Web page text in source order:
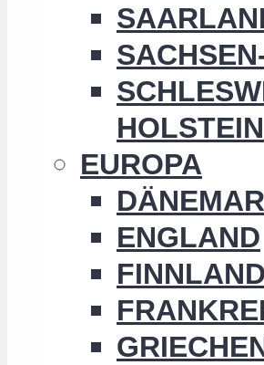
HOLSTEIN
EUROPA
ENGLAND
FINNLAND